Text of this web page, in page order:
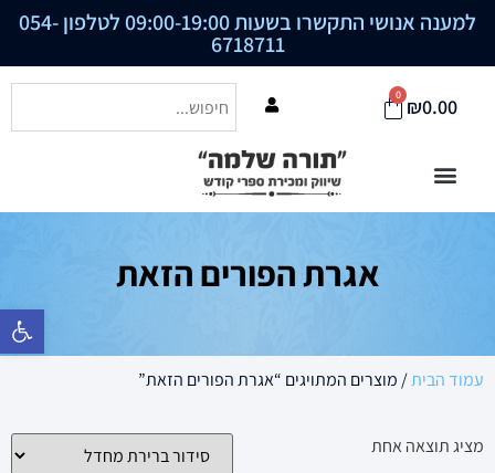
פתח סרגל
למענה אנושי התקשרו בשעות 09:00-19:00 לטלפון 054-
6718711
₪0.00
0
אגרת הפורים הזאת
עמוד הבית/ מוצרים המתויגים “אגרת הפורים הזאת”
מציג תוצאה אחת